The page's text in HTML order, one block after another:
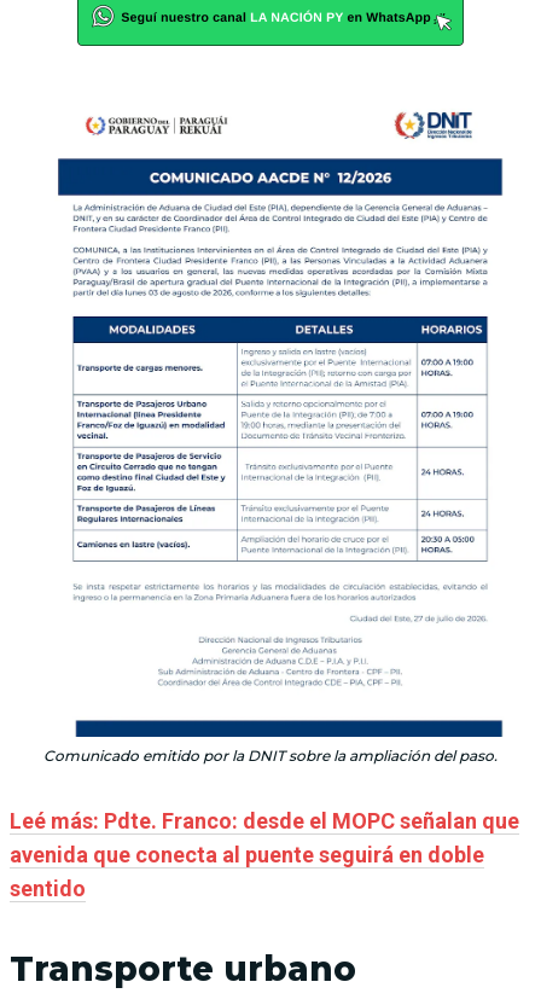
Comunicado emitido por la DNIT sobre la ampliación del paso.
Leé más: Pdte. Franco: desde el MOPC señalan que
avenida que conecta al puente seguirá en doble
sentido
Transporte urbano